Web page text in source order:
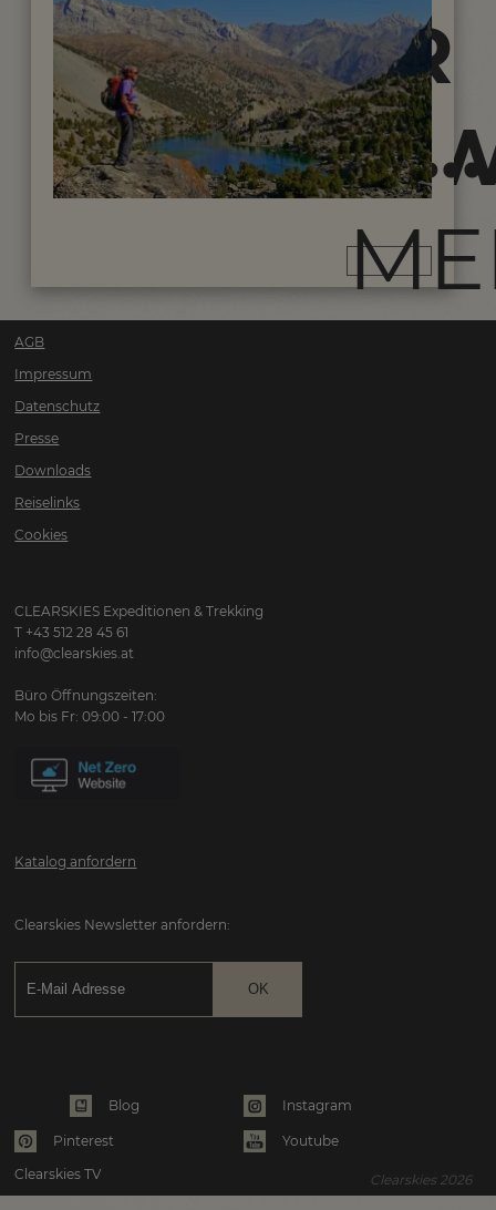
UND
UNSERER
KUNDEN...
AGB
Impressum
Datenschutz
Presse
Downloads
Reiselinks
Cookies
CLEARSKIES Expeditionen & Trekking
T +43 512 28 45 61
info@clearskies.at
Büro Öffnungszeiten:
Mo bis Fr: 09:00 - 17:00
Katalog anfordern
Clearskies Newsletter anfordern:
Blog Instagram
Pinterest
Youtube
Clearskies TV
Clearskies 2026